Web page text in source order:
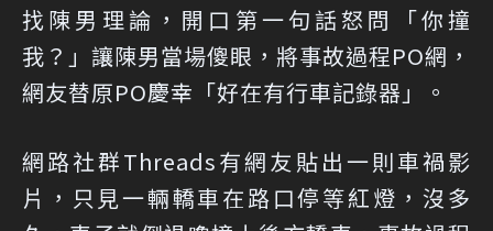
找陳男理論，開口第一句話怒問「你撞
我？」讓陳男當場傻眼，將事故過程PO網，
網友替原PO慶幸「好在有行車記錄器」。
網路社群Threads有網友貼出一則車禍影
片，只見一輛轎車在路口停等紅燈，沒多